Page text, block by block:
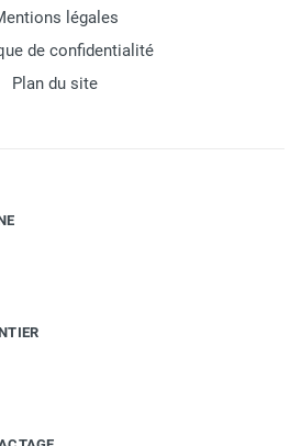
légales
de confidentialité
Plan du site